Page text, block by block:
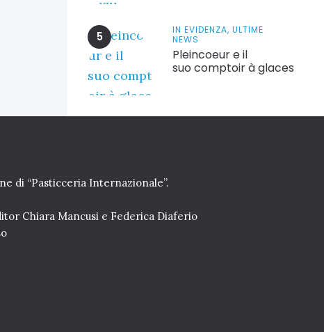
IN EVIDENZA, ULTIME
NEWS
Pleincoeur e il
suo comptoir à glaces
di “Pasticceria Internazionale”.
Chiara Mancusi e Federica Diaferio